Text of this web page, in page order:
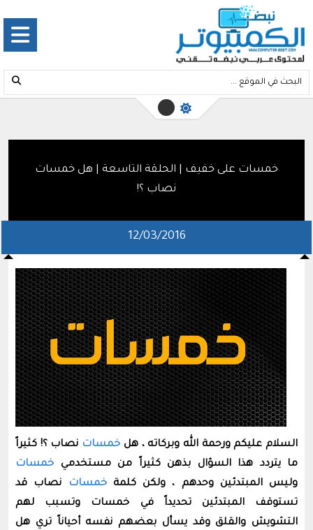
خمسات على خفيف | الحلقة التاسعة | هل خمسات
نصاب ؟!
12/03/2016
السلام عليكم ورحمة الله وبركاته ، هل خمسات نصاب ؟! كثيراً
ما يتردد هذا السؤال بذهن كثيراً من مستخدمي خمسات
وليس المبتدئين وحدهم ، ولكن كلمةخمسات
نصاب قد
تستوقف المبتدئين تحديداً في خمسات وتسبب لهم
التشويش والقلق وقد يسأل بعضهم نفسه أحياناً تري هل